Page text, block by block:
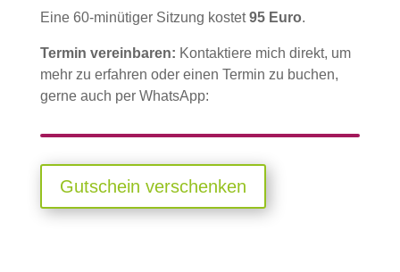
Eine 60-minütiger Sitzung kostet95 Euro.
Termin vereinbaren: Kontaktiere mich direkt, um
mehr zu erfahren oder einen Termin zu buchen,
gerne auch per WhatsApp:
Gutschein verschenken